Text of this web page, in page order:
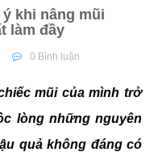
khi nâng mũi
làm đầy
0 Bình luận
mũi của mình trở
lòng những nguyên
quả không đáng có